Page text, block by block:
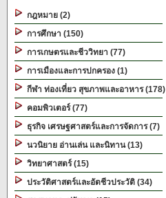
กฎหมาย (2)
การศึกษา (150)
การเกษตรและชีววิทยา (77)
การเมืองและการปกครอง (1)
กีฬา ท่องเที่ยว สุขภาพและอาหาร (178)
คอมพิวเตอร์ (77)
ธุรกิจ เศรษฐศาสตร์และการจัดการ (7)
นวนิยาย อ่านเล่น และนิทาน (13)
วิทยาศาสตร์ (15)
ประวัติศาสตร์และอัตชีวประวัติ (34)